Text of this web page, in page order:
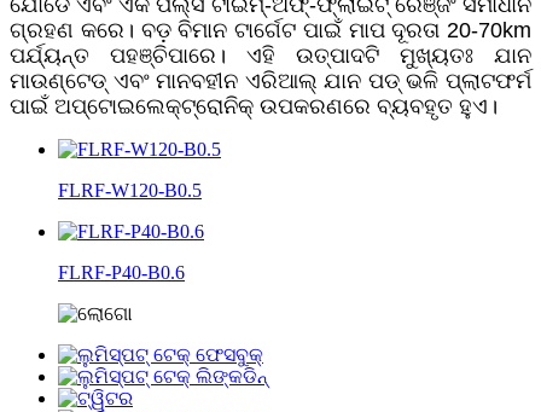
ଗ୍ରହଣ କରେ। ବଡ଼ ବିମାନ ଟାର୍ଗେଟ ପାଇଁ ମାପ ଦୂରତା 20-70km
ପର୍ଯ୍ୟନ୍ତ ପହଞ୍ଚିପାରେ। ଏହି ଉତ୍ପାଦଟି ମୁଖ୍ୟତଃ ଯାନ
ମାଉଣ୍ଟେଡ୍ ଏବଂ ମାନବହୀନ ଏରିଆଲ୍ ଯାନ ପଡ୍ ଭଳି ପ୍ଲାଟଫର୍ମ
ପାଇଁ ଅପ୍ଟୋଇଲେକ୍ଟ୍ରୋନିକ୍ ଉପକରଣରେ ବ୍ୟବହୃତ ହୁଏ।
FLRF-W120-B0.5
FLRF-P40-B0.6